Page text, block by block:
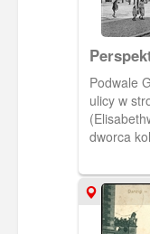
Podwale
ulicy w
dworca